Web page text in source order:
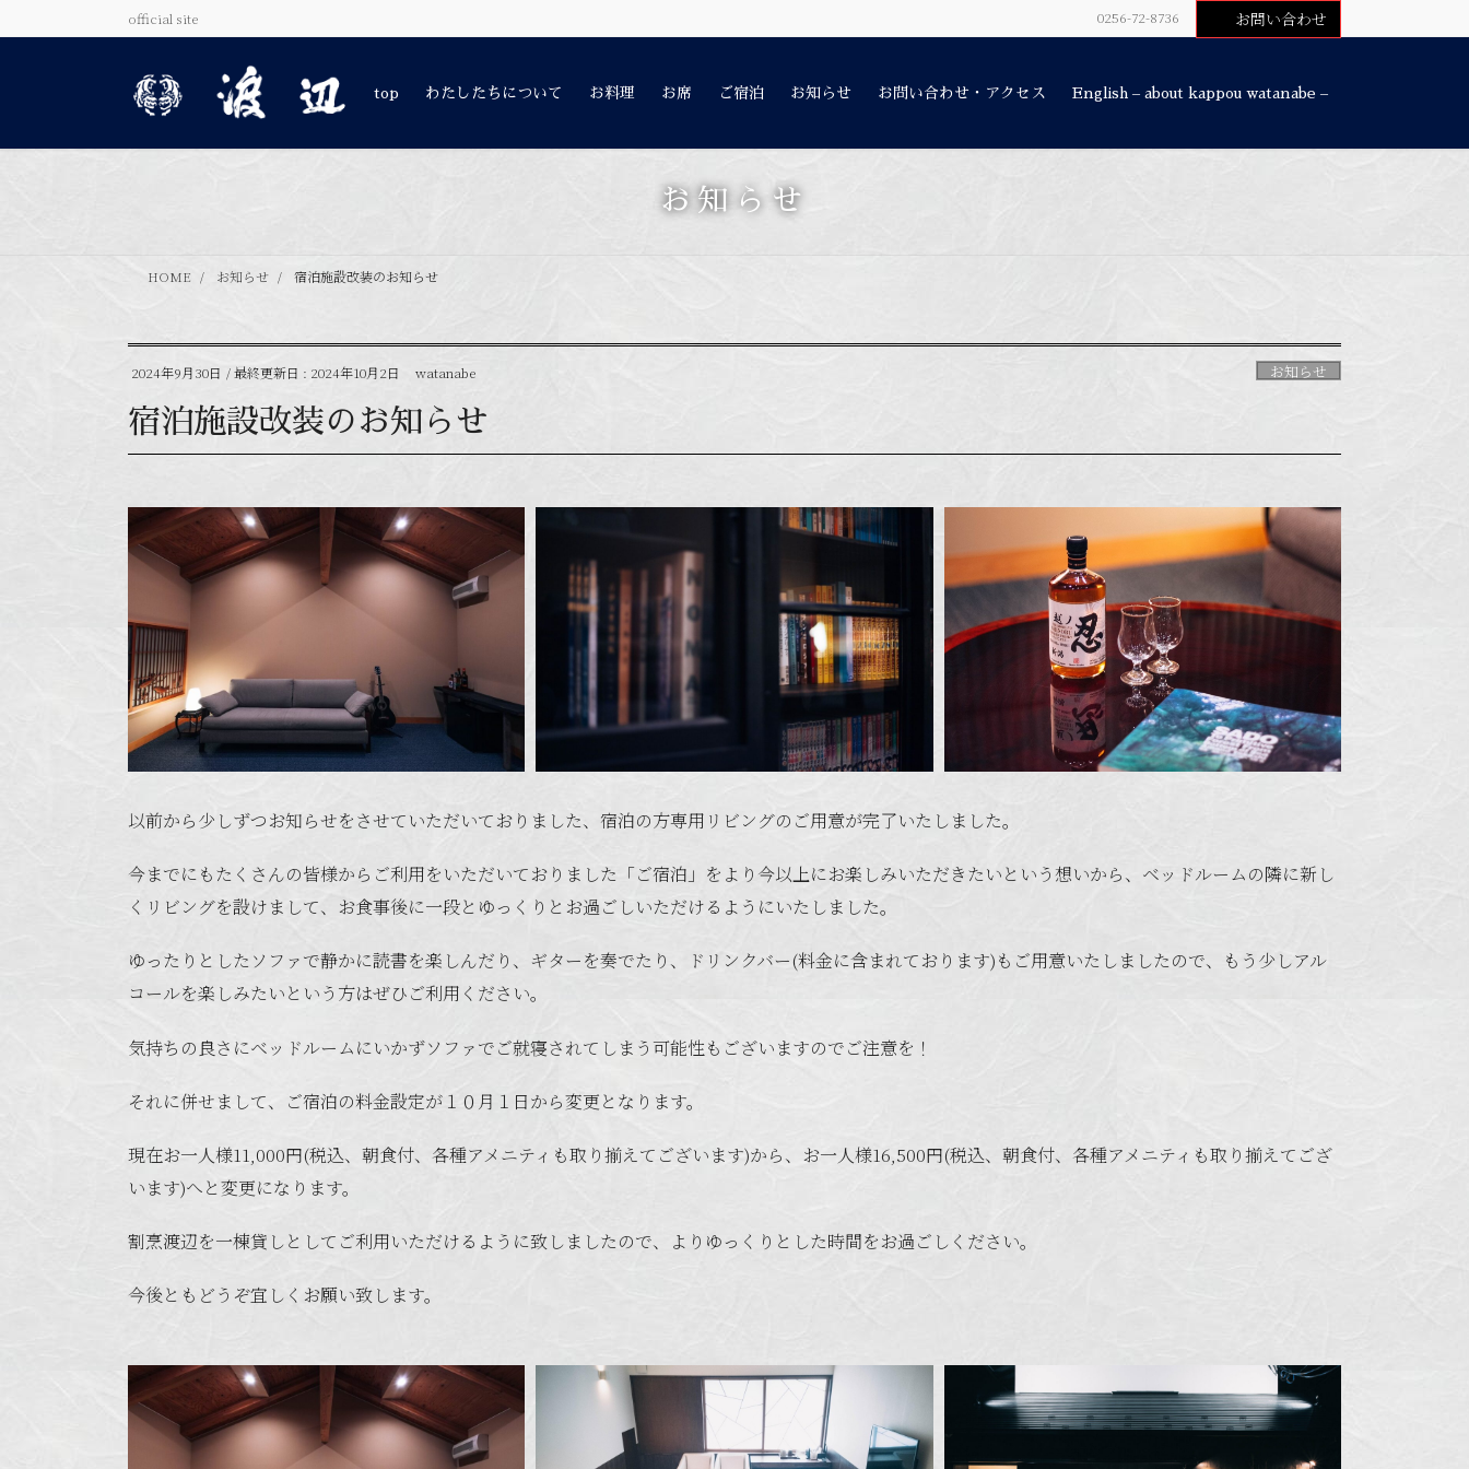
ン
に
ビ
ョ
official site 0256-72-8736 お問い合わせ
top わたしたちについて お料理 お席 ご宿泊 お知らせ お問い合わせ・アクセス English – about kappou watanabe –
お知らせ
HOME お知らせ 宿泊施設改装のお知らせ
2024年9月30日 / 最終更新日 : 2024年10月2日 watanabe お知らせ
宿泊施設改装のお知らせ
以前から少しずつお知らせをさせていただいておりました、宿泊の方専用リビングのご用意が完了いたしました。
今までにもたくさんの皆様からご利用をいただいておりました「ご宿泊」をより今以上にお楽しみいただきたいという想いから、ベッドルームの隣に新し
くリビングを設けまして、お食事後に一段とゆっくりとお過ごしいただけるようにいたしました。
ゆったりとしたソファで静かに読書を楽しんだり、ギターを奏でたり、ドリンクバー(料金に含まれております)もご用意いたしましたので、もう少しアル
コールを楽しみたいという方はぜひご利用ください。
気持ちの良さにベッドルームにいかずソファでご就寝されてしまう可能性もございますのでご注意を！
それに併せまして、ご宿泊の料金設定が１０月１日から変更となります。
現在お一人様11,000円(税込、朝食付、各種アメニティも取り揃えてございます)から、お一人様16,500円(税込、朝食付、各種アメニティも取り揃えてござ
います)へと変更になります。
割烹渡辺を一棟貸しとしてご利用いただけるように致しましたので、よりゆっくりとした時間をお過ごしください。
今後ともどうぞ宜しくお願い致します。